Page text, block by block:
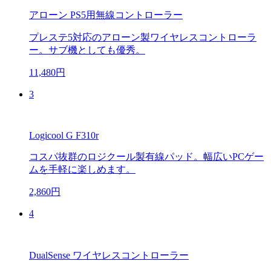
アローン PS5用無線コントローラー
プレステ5対応のアローン製ワイヤレスコントローラ
ー。サブ機としても優秀。
11,480円
3
Logicool G F310r
コスパ抜群のロジクール製有線パッド。幅広いPCゲー
ムを手軽に楽しめます。
2,860円
4
DualSense ワイヤレスコントローラー